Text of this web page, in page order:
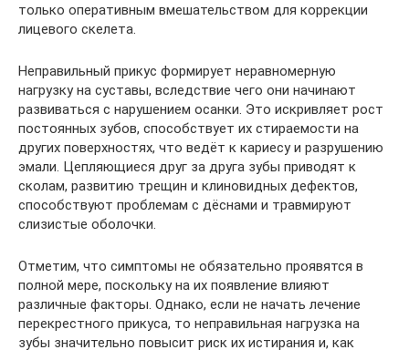
только оперативным вмешательством для коррекции
лицевого скелета.
Неправильный прикус формирует неравномерную
нагрузку на суставы, вследствие чего они начинают
развиваться с нарушением осанки. Это искривляет рост
постоянных зубов, способствует их стираемости на
других поверхностях, что ведёт к кариесу и разрушению
эмали. Цепляющиеся друг за друга зубы приводят к
сколам, развитию трещин и клиновидных дефектов,
способствуют проблемам с дёснами и травмируют
слизистые оболочки.
Отметим, что симптомы не обязательно проявятся в
полной мере, поскольку на их появление влияют
различные факторы. Однако, если не начать лечение
перекрестного прикуса, то неправильная нагрузка на
зубы значительно повысит риск их истирания и, как